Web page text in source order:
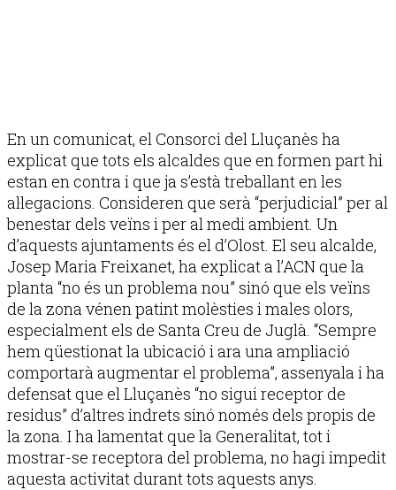
En un comunicat, el Consorci del Lluçanès ha
explicat que tots els alcaldes que en formen part hi
estan en contra i que ja s’està treballant en les
al·legacions. Consideren que serà “perjudicial” per al
benestar dels veïns i per al medi ambient. Un
d’aquests ajuntaments és el d’Olost. El seu alcalde,
Josep Maria Freixanet, ha explicat a l’ACN que la
planta “no és un problema nou” sinó que els veïns
de la zona vénen patint molèsties i males olors,
especialment els de Santa Creu de Juglà. “Sempre
hem qüestionat la ubicació i ara una ampliació
comportarà augmentar el problema”, assenyala i ha
defensat que el Lluçanès “no sigui receptor de
residus” d’altres indrets sinó només dels propis de
la zona. I ha lamentat que la Generalitat, tot i
mostrar-se receptora del problema, no hagi impedit
aquesta activitat durant tots aquests anys.